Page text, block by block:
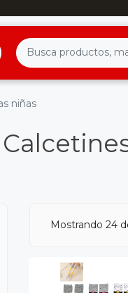
niñas
Mostrando 24